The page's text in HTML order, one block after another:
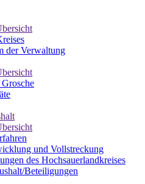
der Verwaltung
und Vollstreckung
des Hochsauerlandkreises
Beteiligungen